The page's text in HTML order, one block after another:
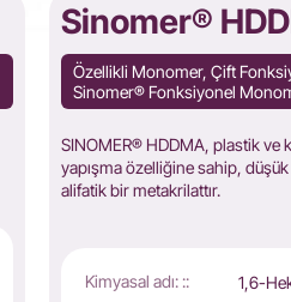
Sinomer®
Özellikli Monomer, Çift
Sinomer® Fonksiyonel
SINOMER® HDDMA, plastik ve
yapışma özelliğine sahip,
alifatik bir metakrilattır.
Kimyasal adı: ::
1,6-